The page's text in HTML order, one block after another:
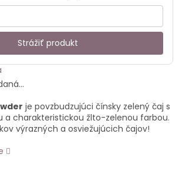
Strážiť produkt
je povzbudzujúci čínsky zelený čaj s
charakteristickou žlto-zelenou farbou.
výrazných a osviežujúcich čajov!